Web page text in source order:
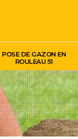
POSE DE GAZON EN
ROULEAU 51